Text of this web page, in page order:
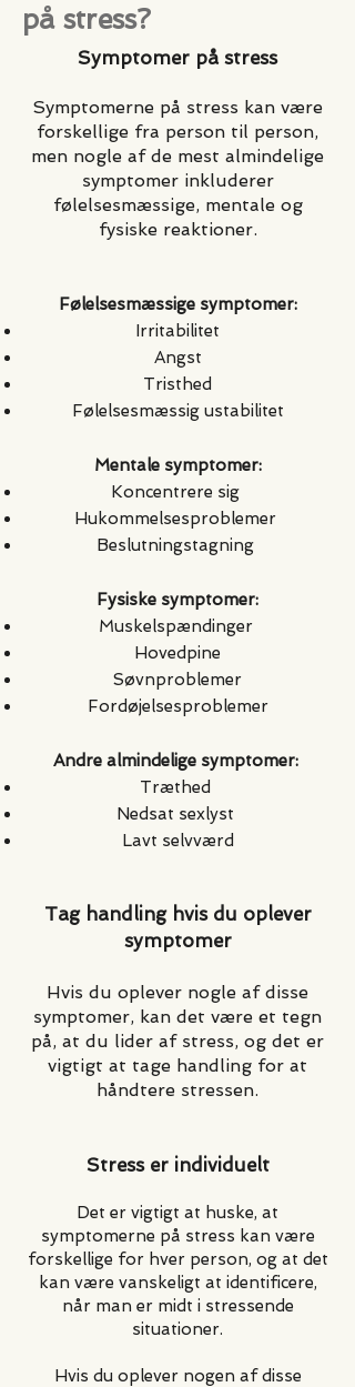
på stress?
Symptomer på stress
Symptomerne på stress kan være
forskellige fra person til person,
men nogle af de mest almindelige
symptomer inkluderer
følelsesmæssige, mentale og
fysiske reaktioner.
Følelsesmæssige symptomer:
Irritabilitet
Angst
Tristhed
Følelsesmæssig ustabilitet
Mentale symptomer:
Koncentrere sig
Hukommelsesproblemer
Beslutningstagning
Fysiske symptomer:
Muskelspændinger
Hovedpine
Søvnproblemer
Fordøjelsesproblemer
Andre almindelige symptomer:
Træthed
Nedsat sexlyst
Lavt selvværd
Tag handling hvis du oplever
symptomer
Hvis du oplever nogle af disse
symptomer, kan det være et tegn
på, at du lider af stress, og det er
vigtigt at tage handling for at
håndtere stressen.
Stress er individuelt
Det er vigtigt at huske, at
symptomerne på stress kan være
forskellige for hver person, og at det
kan være vanskeligt at identificere,
når man er midt i stressende
situationer.
Hvis du oplever nogen af disse